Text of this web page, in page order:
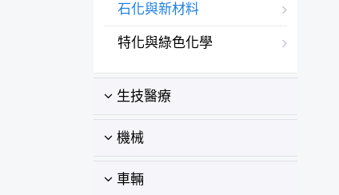
石化與新材料
特化與綠色化學
生技醫療
機械
車輛